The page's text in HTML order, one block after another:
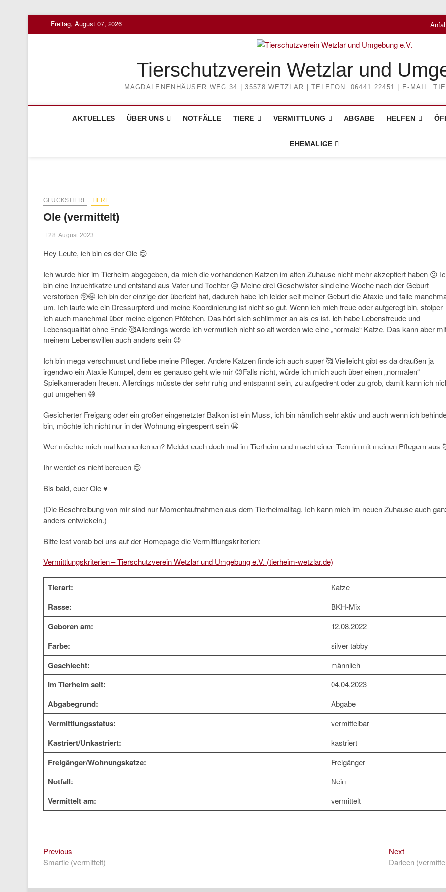
Freitag, August 07, 2026
Tierschutzverein Wetzlar und
MAGDALENENHÄUSER WEG 34 | 35578 WETZLAR | TELEFON: 06441 22451 | E-MAIL:
AKTUELLES ÜBER UNS NOTFÄLLE TIERE VERMITTLUNG ABGABE HELFEN
EHEMALIGE
GLÜCKSTIERE TIERE
Ole (vermittelt)
28. August 2023
Hey Leute, ich bin es der Ole 😊
Ich wurde hier im Tierheim abgegeben, da mich die vorhandenen Katzen im alten Zuhause nicht mehr akzeptiert haben 😕
bin eine Inzuchtkatze und entstand aus Vater und Tochter 😔 Meine drei Geschwister sind eine Woche nach der Geburt
verstorben 🥺😭 Ich bin der einzige der überlebt hat, dadurch habe ich leider seit meiner Geburt die Ataxie und falle
um. Ich laufe wie ein Dressurpferd und meine Koordinierung ist nicht so gut. Wenn ich mich freue oder aufgeregt bin, stolper
ich auch manchmal über meine eigenen Pfötchen. Das hört sich schlimmer an als es ist. Ich habe Lebensfreude und
Lebensqualität ohne Ende 🥰Allerdings werde ich vermutlich nicht so alt werden wie eine „normale“ Katze. Das kann aber mit
meinem Lebenswillen auch anders sein 😉
Ich bin mega verschmust und liebe meine Pfleger. Andere Katzen finde ich auch super 🥰 Vielleicht gibt es da draußen ja
irgendwo ein Ataxie Kumpel, dem es genauso geht wie mir 😊Falls nicht, würde ich mich auch über einen „normalen“
Spielkameraden freuen. Allerdings müsste der sehr ruhig und entspannt sein, zu aufgedreht oder zu grob, damit kann ich
gut umgehen 😅
Gesicherter Freigang oder ein großer eingenetzter Balkon ist ein Muss, ich bin nämlich sehr aktiv und auch wenn ich
bin, möchte ich nicht nur in der Wohnung eingesperrt sein 😬
Wer möchte mich mal kennenlernen? Meldet euch doch mal im Tierheim und macht einen Termin mit meinen Pflegern aus
Ihr werdet es nicht bereuen 😊
Bis bald, euer Ole ♥️
(Die Beschreibung von mir sind nur Momentaufnahmen aus dem Tierheimalltag. Ich kann mich im neuen Zuhause auch
anders entwickeln.)
Bitte lest vorab bei uns auf der Homepage die Vermittlungskriterien:
Vermittlungskriterien – Tierschutzverein Wetzlar und Umgebung e.V. (tierheim-wetzlar.de)
Tierart: Katze
Rasse: BKH-Mix
Geboren am: 12.08.2022
Farbe: silver tabby
Geschlecht: männlich
Im Tierheim seit: 04.04.2023
Abgabegrund: Abgabe
Vermittlungsstatus: vermittelbar
Kastriert/Unkastriert: kastriert
Freigänger/Wohnungskatze: Freigänger
Notfall: Nein
Vermittelt am: vermittelt
Beitragsnavigation
Previous
post:
Smartie (vermittelt)
NextNext
post:
Darleen